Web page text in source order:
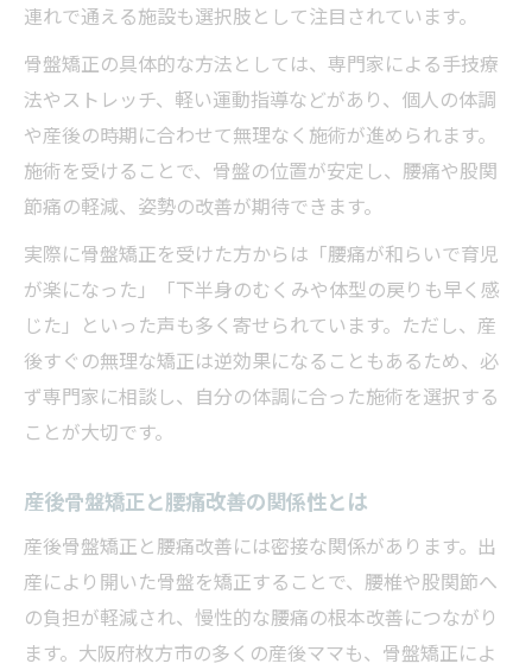
連れで通える施設も選択肢として注目されています。
骨盤矯正の具体的な方法としては、専門家による手技療
法やストレッチ、軽い運動指導などがあり、個人の体調
や産後の時期に合わせて無理なく施術が進められます。
施術を受けることで、骨盤の位置が安定し、腰痛や股関
節痛の軽減、姿勢の改善が期待できます。
実際に骨盤矯正を受けた方からは「腰痛が和らいで育児
が楽になった」「下半身のむくみや体型の戻りも早く感
じた」といった声も多く寄せられています。ただし、産
後すぐの無理な矯正は逆効果になることもあるため、必
ず専門家に相談し、自分の体調に合った施術を選択する
ことが大切です。
産後骨盤矯正と腰痛改善の関係性とは
産後骨盤矯正と腰痛改善には密接な関係があります。出
産により開いた骨盤を矯正することで、腰椎や股関節へ
の負担が軽減され、慢性的な腰痛の根本改善につながり
ます。大阪府枚方市の多くの産後ママも、骨盤矯正によ